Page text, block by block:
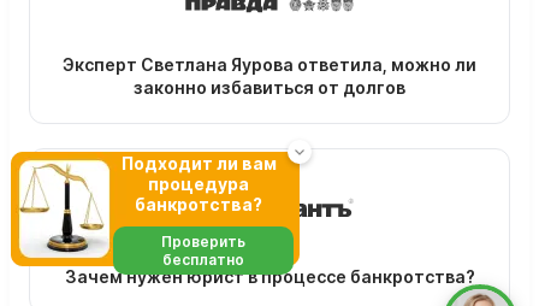
Эксперт Светлана Яурова ответила, можно ли
законно избавиться от долгов
Зачем нужен юрист в процессе банкротства?
Подходит ли вам
процедура
банкротства?
Проверить
бесплатно